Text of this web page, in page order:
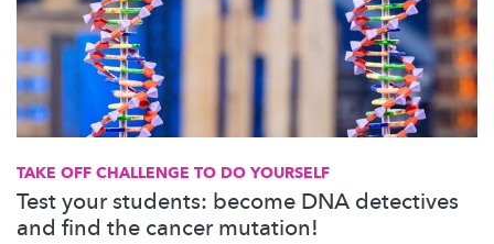
TAKE OFF CHALLENGE TO DO YOURSELF
Test your students: become DNA detectives
and find the cancer mutation!